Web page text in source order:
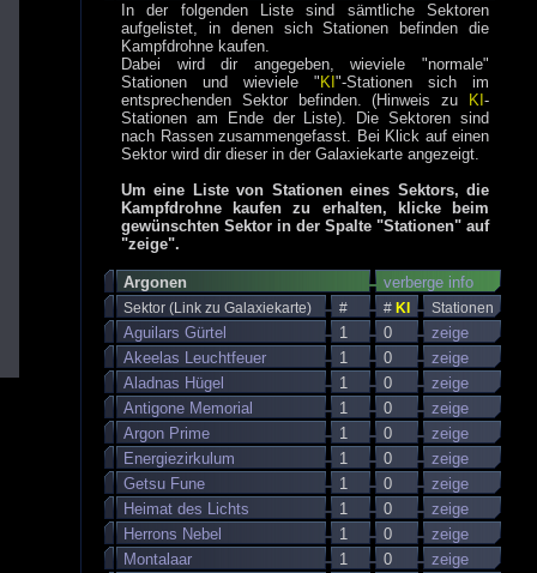
In der folgenden Liste sind sämtliche Sektoren
aufgelistet, in denen sich Stationen befinden die
Kampfdrohne kaufen.
Dabei wird dir angegeben, wieviele "normale"
Stationen und wieviele " KI "-Stationen sich im
entsprechenden Sektor befinden. (Hinweis zu
KI -
Stationen am Ende der Liste). Die Sektoren sind
nach Rassen zusammengefasst. Bei Klick auf einen
Sektor wird dir dieser in der Galaxiekarte angezeigt.
Um eine Liste von Stationen eines Sektors, die
Kampfdrohne kaufen zu erhalten, klicke beim
gewünschten Sektor in der Spalte "Stationen" auf
"zeige".
Argonen verberge info
Sektor (Link zu Galaxiekarte) # # KI Stationen
Aguilars Gürtel 1 0
zeige
Akeelas Leuchtfeuer
1 0
zeige
Aladnas Hügel
1 0
zeige
Antigone Memorial
1 0
zeige
Argon Prime
1 0
zeige
Energiezirkulum
1 0
zeige
Getsu Fune
1 0
zeige
Heimat des Lichts
1 0
zeige
Herrons Nebel
1 0
zeige
Montalaar
1 0
zeige